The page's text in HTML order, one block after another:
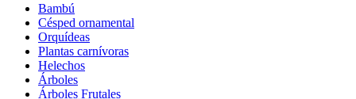
Bambú
Césped ornamental
Orquídeas
Plantas carnívoras
Helechos
Árboles
Árboles Frutales